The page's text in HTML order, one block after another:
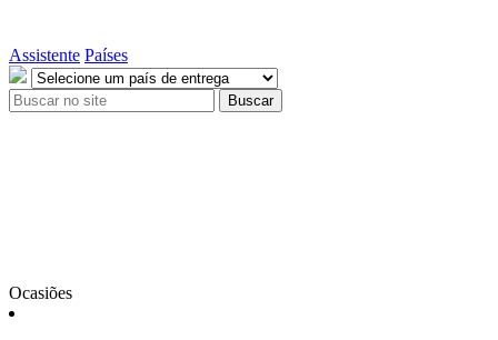
Assistente Países
Buscar
Ocasiões